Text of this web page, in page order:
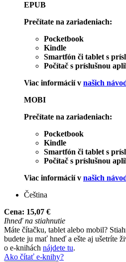
EPUB
Prečítate na zariadeniach:
Pocketbook
Kindle
Smartfón či tablet s
Počítač s príslušnou
Viac informácií v našich
MOBI
Prečítate na zariadeniach:
Pocketbook
Kindle
Smartfón či tablet s
Počítač s príslušnou
Viac informácií v našich
Čeština
Cena: 15,07 €
Ihneď na stiahnutie
Máte čítačku, tablet alebo mobil?
budete ju mať hneď a ešte aj ušetríte
o e-knihách nájdete tu.
Ako čítať e-knihy?